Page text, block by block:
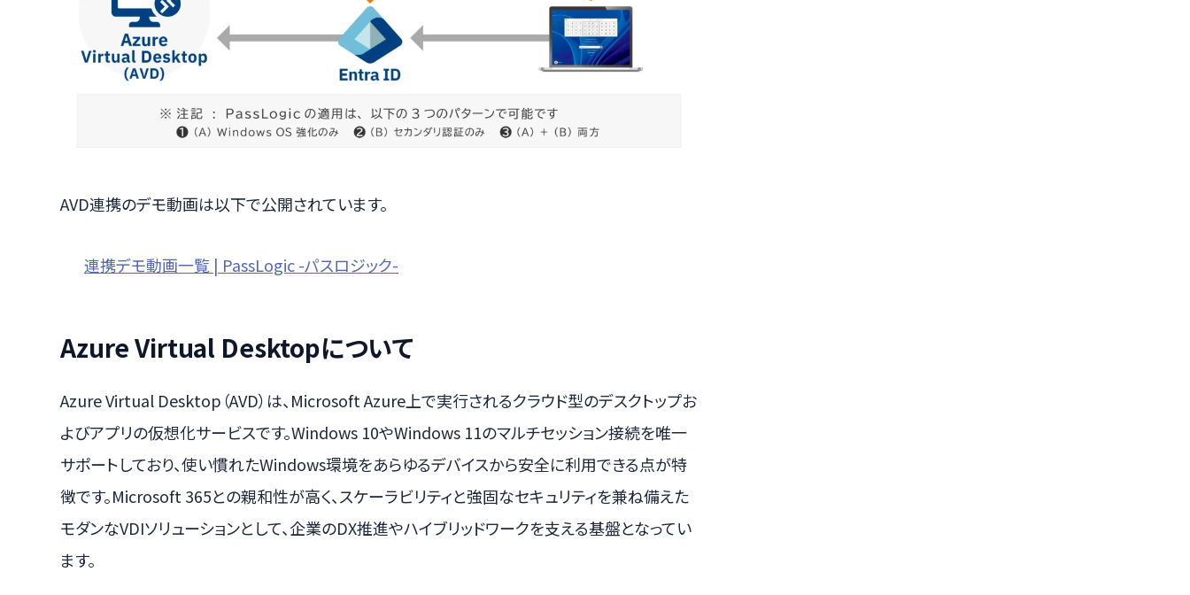
AVD連携のデモ動画は以下で公開されています。
連携デモ動画一覧 | PassLogic -パスロジック-
Azure Virtual Desktopについて
Azure Virtual Desktop（AVD）は、Microsoft Azure上で実行されるクラウド型のデスクトップお
よびアプリの仮想化サービスです。Windows 10やWindows 11のマルチセッション接続を唯一
サポートしており、使い慣れたWindows環境をあらゆるデバイスから安全に利用できる点が特
徴です。Microsoft 365との親和性が高く、スケーラビリティと強固なセキュリティを兼ね備えた
モダンなVDIソリューションとして、企業のDX推進やハイブリッドワークを支える基盤となってい
ます。